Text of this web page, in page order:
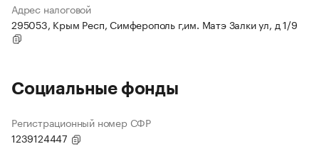
Адрес налоговой
295053, Крым Респ, Симферополь г,им. Матэ Залки ул, д 1/9
Социальные фонды
Регистрационный номер СФР
1239124447